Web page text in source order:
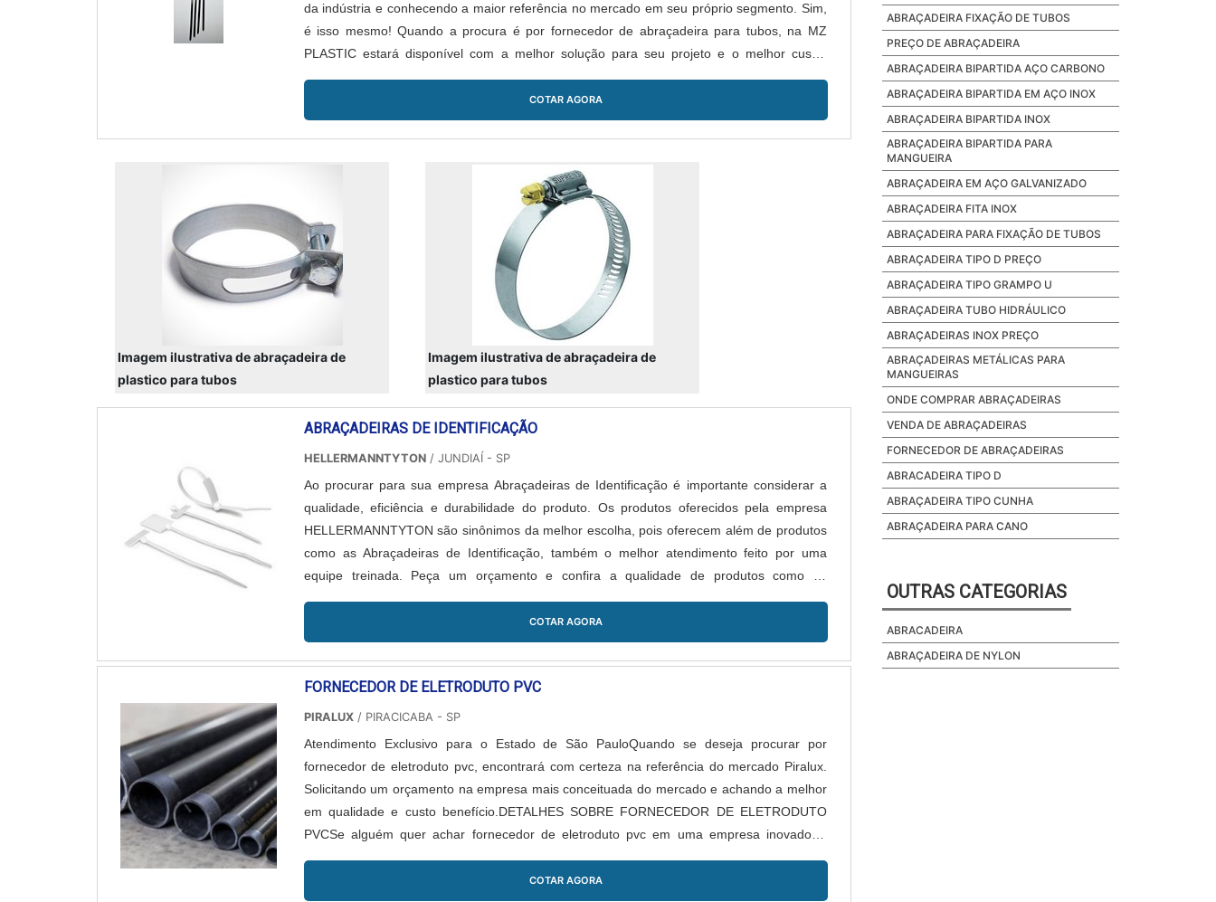
da indústria e conhecendo a maior referência no mercado em seu próprio segmento. Sim,
é isso mesmo! Quando a procura é por fornecedor de abraçadeira para tubos, na MZ
PLASTIC estará disponível com a melhor solução para seu projeto e o melhor custo-
COTAR AGORA
Imagem ilustrativa de abraçadeira de
plastico para tubos
Imagem ilustrativa de abraçadeira de
plastico para tubos
ABRAÇADEIRAS DE IDENTIFICAÇÃO
HELLERMANNTYTON/ JUNDIAÍ - SP
Ao procurar para sua empresa Abraçadeiras de Identificação é importante considerar a
qualidade, eficiência e durabilidade do produto. Os produtos oferecidos pela empresa
HELLERMANNTYTON são sinônimos da melhor escolha, pois oferecem além de produtos
como as Abraçadeiras de Identificação, também o melhor atendimento feito por uma
equipe treinada. Peça um orçamento e confira a qualidade de produtos como as
COTAR AGORA
FORNECEDOR DE ELETRODUTO PVC
PIRALUX/ PIRACICABA - SP
Atendimento Exclusivo para o Estado de São PauloQuando se deseja procurar por
fornecedor de eletroduto pvc, encontrará com certeza na referência do mercado Piralux.
Solicitando um orçamento na empresa mais conceituada do mercado e achando a melhor
em qualidade e custo benefício.DETALHES SOBRE FORNECEDOR DE ELETRODUTO
PVCSe alguém quer achar fornecedor de eletroduto pvc em uma empresa inovadora,
para perfilado, garantindo a satisfação da venda à entrega final, com foco total na
COTAR AGORA
ABRAÇADEIRA FIXAÇÃO DE TUBOS
PREÇO DE ABRAÇADEIRA
ABRAÇADEIRA BIPARTIDA AÇO CARBONO
ABRAÇADEIRA BIPARTIDA EM AÇO INOX
ABRAÇADEIRA BIPARTIDA INOX
ABRAÇADEIRA BIPARTIDA PARA
MANGUEIRA
ABRAÇADEIRA EM AÇO GALVANIZADO
ABRAÇADEIRA FITA INOX
ABRAÇADEIRA PARA FIXAÇÃO DE TUBOS
ABRAÇADEIRA TIPO D PREÇO
ABRAÇADEIRA TIPO GRAMPO U
ABRAÇADEIRA TUBO HIDRÁULICO
ABRAÇADEIRAS INOX PREÇO
ABRAÇADEIRAS METÁLICAS PARA
MANGUEIRAS
ONDE COMPRAR ABRAÇADEIRAS
VENDA DE ABRAÇADEIRAS
FORNECEDOR DE ABRAÇADEIRAS
ABRACADEIRA TIPO D
ABRAÇADEIRA TIPO CUNHA
ABRAÇADEIRA PARA CANO
OUTRAS CATEGORIAS
ABRACADEIRA
ABRAÇADEIRA DE NYLON